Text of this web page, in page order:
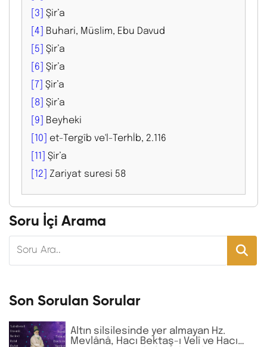
[3] Şir’a
[4] Buhari, Müslim, Ebu Davud
[5] Şir’a
[6] Şir’a
[7] Şir’a
[8] Şir’a
[9] Beyheki
[10] et-Tergîb ve'l-Terhİb, 2.116
[11] Şir’a
[12] Zariyat suresi 58
Soru İçi Arama
Son Sorulan Sorular
Altın silsilesinde yer almayan Hz.
Mevlânâ, Hacı Bektaş-ı Velî ve Hacı